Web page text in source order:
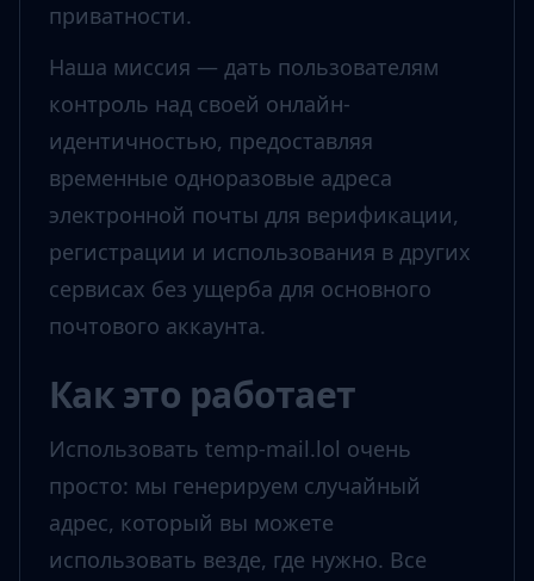
приватности.
Наша миссия — дать пользователям
контроль над своей онлайн-
идентичностью, предоставляя
временные одноразовые адреса
электронной почты для верификации,
регистрации и использования в других
сервисах без ущерба для основного
почтового аккаунта.
Как это работает
Использовать temp-mail.lol очень
просто: мы генерируем случайный
адрес, который вы можете
использовать везде, где нужно. Все